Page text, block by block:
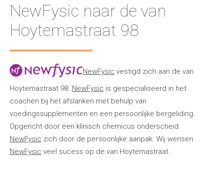
NewFysic naar de van
Hoytemastraat 98
NewFysic vestigd zich aan de van
Hoytemastraat 98. NewFysic is gespecialiseerd in het
coachen bij het afslanken met behulp van
voedingssupplementen en een persoonlijke bergeliding.
Opgericht door een klinisch chemicus onderscheid
NewFysic zich door de persoonlijke aanpak. Wij wensen
NewFysic veel sucess op de van Hoytemastraat.